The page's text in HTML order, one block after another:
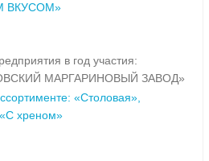
ВКУСОМ»
в год участия:
МАРГАРИНОВЫЙ ЗАВОД»
«Столовая»,
хреном»